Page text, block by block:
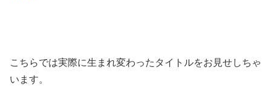
こちらでは実際に生まれ変わったタイトルをお見せしちゃ
います。